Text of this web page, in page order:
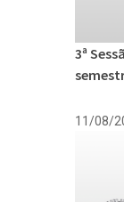
3ª
11/08/